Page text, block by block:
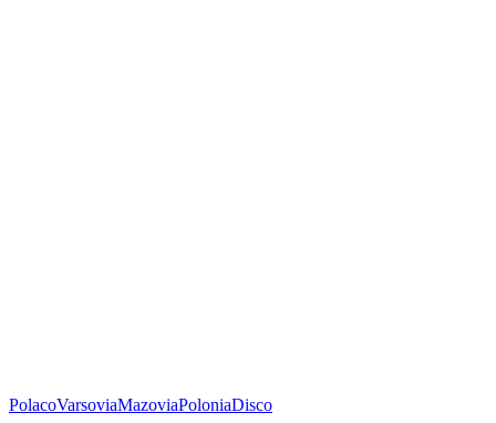
PolacoVarsoviaMazoviaPoloniaDisco